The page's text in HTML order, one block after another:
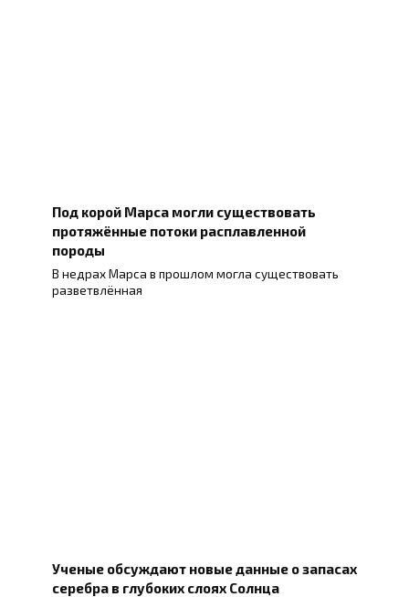
Под корой Марса могли существовать
протяжённые потоки расплавленной
породы
В недрах Марса в прошлом могла существовать
разветвлённая
Ученые обсуждают новые данные о запасах
серебра в глубоких слоях Солнца